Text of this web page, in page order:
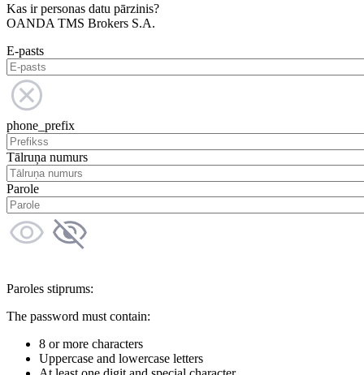
Kas ir personas datu pārzinis?
OANDA TMS Brokers S.A.
E-pasts
phone_prefix
Tālruņa numurs
Parole
Paroles stiprums:
The password must contain:
8 or more characters
Uppercase and lowercase letters